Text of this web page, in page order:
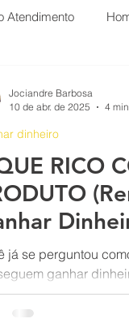
Atendimento
Desenvolvimento
RICO
um
já se perguntou
ganhar
enquanto outras
uma renda
dinheiro
Jociandre Barbosa
10 de abr. de 2025
4